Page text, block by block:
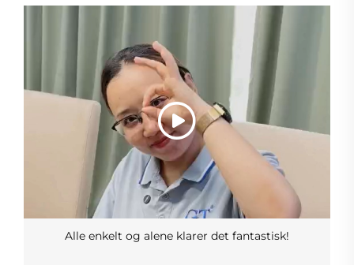
Alle enkelt og alene klarer det fantastisk!